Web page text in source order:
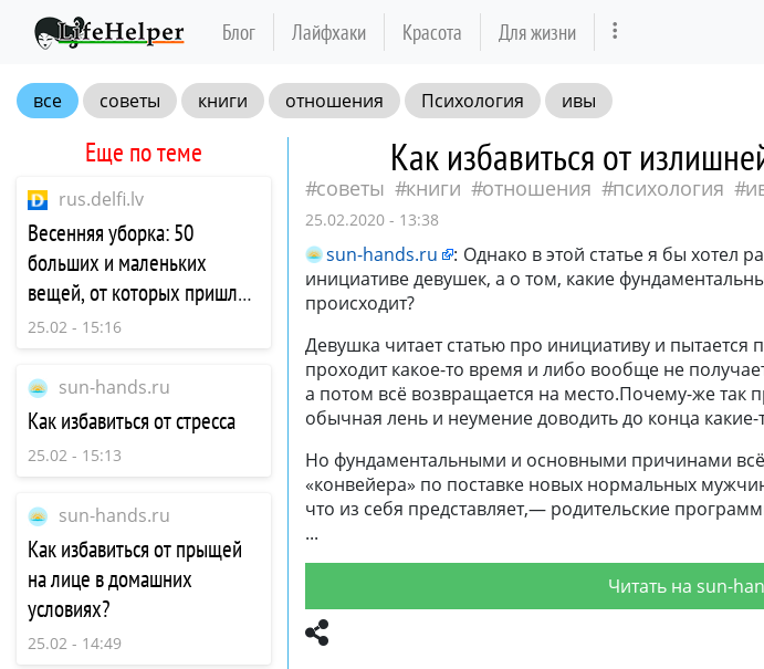
Блог Лайфхаки Красота Для жизни
все советы книги отношения Психология ивы
Еще по теме
rus.delfi.lv
Весенняя уборка: 50
больших и маленьких
вещей, от которых пришло
время избавиться
25.02 - 15:16
sun-hands.ru
Как избавиться от стресса
25.02 - 15:13
sun-hands.ru
Как избавиться от прыщей
на лице в домашних
условиях?
25.02 - 14:49
Как избавиться от
советы книги отношения психология
25.02.2020 - 13:38
sun-hands.ru : Однако в этой статье я бы хотел
инициативе девушек, а о том, какие
происходит?
Девушка читает статью про инициативу и пытается
проходит какое-то время и либо вообще не
а потом всё возвращается на место.Почему-же так
обычная лень и неумение доводить до конца какие-
Но фундаментальными и основными причинами
«конвейера» по поставке новых нормальных
что из себя представляет,— родительские
Читать на sun-